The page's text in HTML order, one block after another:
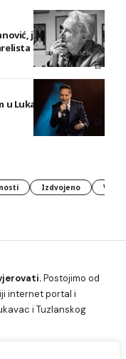
jedan od
u Lukavcu
Izdvojeno
Postojimo od
internet portal i
i Tuzlanskog